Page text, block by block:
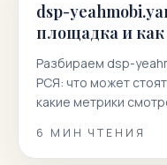
dsp-
площадка и
Разбираем dsp-
РСЯ: что может
какие метрики
6 МИН ЧТЕНИЯ